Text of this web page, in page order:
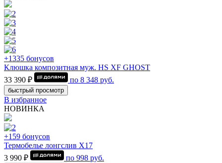
+1335 бонусов
Клюшка композитная муж. HS XF GHOST
33 390 ₽
по 8 348 руб.
быстрый просмотр
В избранное
НОВИНКА
+159 бонусов
Термобелье лонгслив Х17
3 990 ₽
по 998 руб.